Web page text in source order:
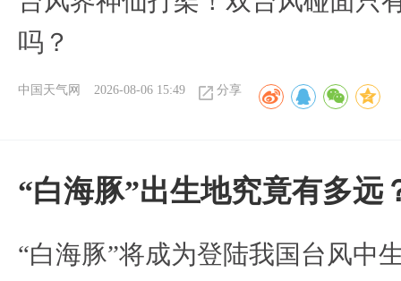
吗？
中国天气网 2026-08-06 15:49 分享
“白海豚”出生地究竟有多远
“白海豚”将成为登陆我国台风中